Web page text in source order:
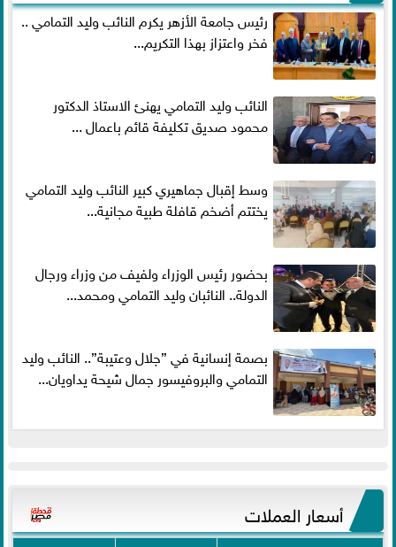
رئيس جامعة الأزهر يكرم النائب وليد التمامي ..
فخر واعتزاز بهذا التكريم...
النائب وليد التمامي يهنئ الاستاذ الدكتور
محمود صديق تكليفة قائم باعمال ...
وسط إقبال جماهيري كبير النائب وليد التمامي
يختتم أضخم قافلة طبية مجانية...
بحضور رئيس الوزراء ولفيف من وزراء ورجال
الدولة.. النائبان وليد التمامي ومحمد...
بصمة إنسانية في ”جلال وعتيبة”.. النائب وليد
التمامي والبروفيسور جمال شيحة يداويان...
أسعار العملات